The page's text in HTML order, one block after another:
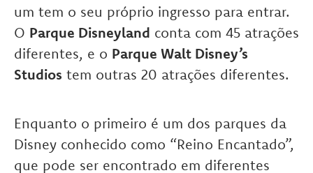
um tem o seu próprio ingresso para entrar.
O Parque Disneyland conta com 45 atrações
diferentes, e o Parque Walt Disney’s
Studios tem outras 20 atrações diferentes.
Enquanto o primeiro é um dos parques da
Disney conhecido como “Reino Encantado”,
que pode ser encontrado em diferentes